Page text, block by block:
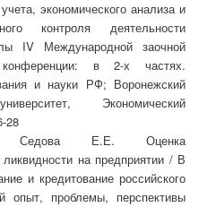
экономического анализа и
контроля деятельности
IV Международной заочной
конференции: в 2-х частях.
и науки РФ; Воронежский
Экономический
28
Седова Е.Е. Оценка
на предприятии / В
и кредитование российского
опыт, проблемы, перспективы